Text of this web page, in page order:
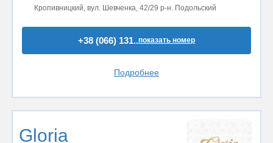
Кропивницкий, вул. Шевченка, 42/29 р-н. Подольский
+38 (066) 131..показать номер
Подробнее
Gloria